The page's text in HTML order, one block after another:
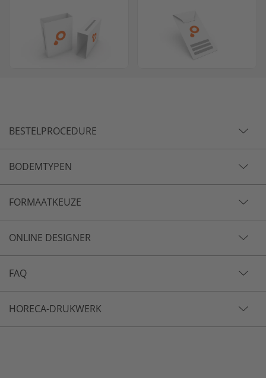
BESTELPROCEDURE
BODEMTYPEN
FORMAATKEUZE
ONLINE DESIGNER
FAQ
HORECA-DRUKWERK